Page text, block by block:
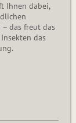
Ihnen dabei,
das freut das
das